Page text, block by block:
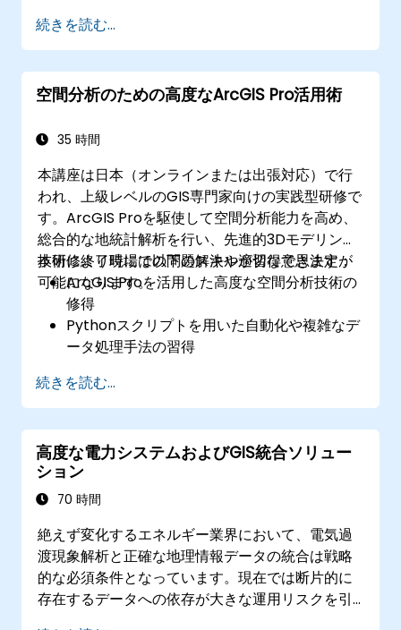
続きを読む...
空間分析のための高度なArcGIS Pro活用術
35 時間
本講座は日本（オンラインまたは出張対応）で行
われ、上級レベルのGIS専門家向けの実践型研修で
す。ArcGIS Proを駆使して空間分析能力を高め、
総合的な地統計解析を行い、先進的3Dモデリング
技術により現場での問題解決や適切な意思決定が
可能になります。
本研修終了時には以下のスキルが習得できます：
ArcGIS Proを活用した高度な空間分析技術の
修得
Pythonスクリプトを用いた自動化や複雑なデ
ータ処理手法の習得
能力の向上
高度な地統計解析による正確なデータ解釈力
の獲得
外部情報源との統合および3D空間データ分析
技術の習得
続きを読む...
高度な電力システムおよびGIS統合ソリュー
ション
70 時間
絶えず変化するエネルギー業界において、電気過
渡現象解析と正確な地理情報データの統合は戦略
的な必須条件となっています。現在では断片的に
存在するデータへの依存が大きな運用リスクを引